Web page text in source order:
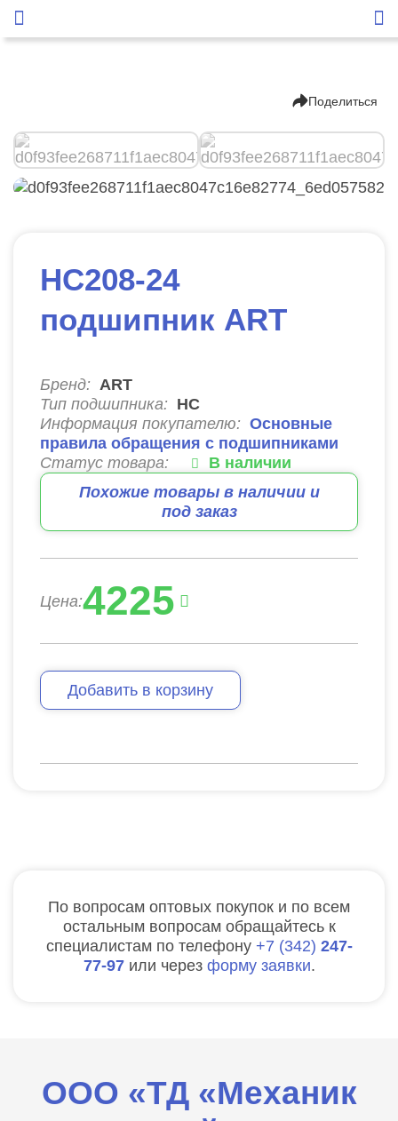
Поделиться
HC208-24
подшипник ART
Бренд: ART
Тип подшипника: HC
Информация покупателю: Основные
правила обращения с подшипниками
Статус товара:
В наличии
Похожие товары в наличии и
под заказ
Цена:4225
Добавить в корзину
По вопросам оптовых покупок и по всем
остальным вопросам обращайтесь к
специалистам по телефону
7 342 247-
77-97 или через форму заявки.
ООО «ТД «Механик